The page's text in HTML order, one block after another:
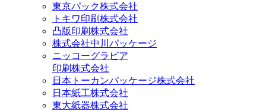
東京パック株式会社
トキワ印刷株式会社
凸版印刷株式会社
株式会社中川パッケージ
ニッコーグラビア
印刷株式会社
日本トーカンパッケージ株式会社
日本紙工株式会社
東大紙器株式会社